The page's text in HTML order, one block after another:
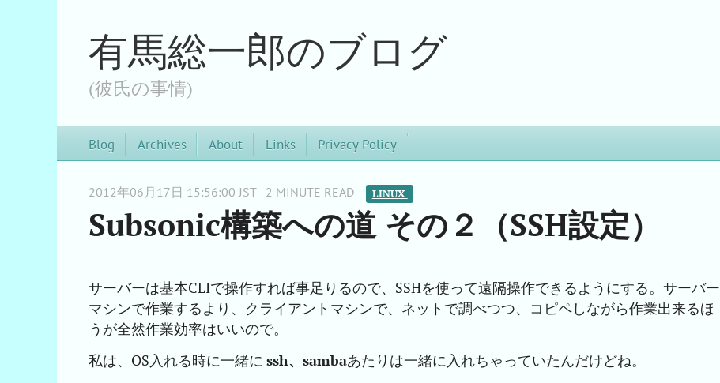
有馬総一郎のブログ
(彼氏の事情)
Blog Archives About Links Privacy Policy
2012年06月17日 15:56:00 JST - 2 MINUTE READ - LINUX
Subsonic構築への道 その２（SSH設定）
サーバーは基本CLIで操作すれば事足りるので、SSHを使って遠隔操作できるようにする。サーバー
マシンで作業するより、クライアントマシンで、ネットで調べつつ、コピペしながら作業出来るほ
うが全然作業効率はいいので。
私は、OS入れる時に一緒に ssh、sambaあたりは一緒に入れちゃっていたんだけどね。